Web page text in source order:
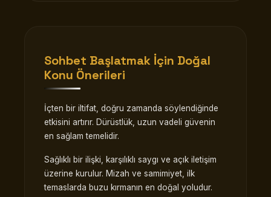
Sohbet Başlatmak İçin Doğal
Konu Önerileri
İçten bir iltifat, doğru zamanda söylendiğinde
etkisini artırır. Dürüstlük, uzun vadeli güvenin
en sağlam temelidir.
Sağlıklı bir ilişki, karşılıklı saygı ve açık iletişim
üzerine kurulur. Mizah ve samimiyet, ilk
temaslarda buzu kırmanın en doğal yoludur.